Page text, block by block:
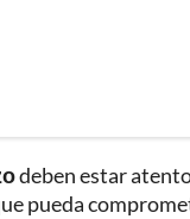
deben estar
pueda